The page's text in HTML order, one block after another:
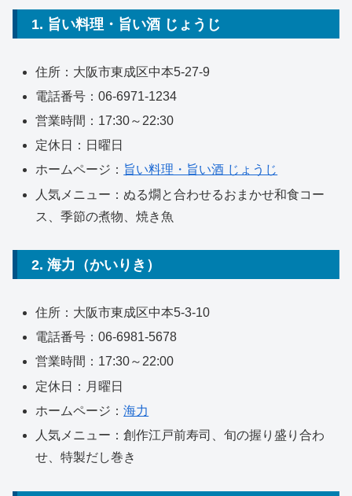
1. 旨い料理・旨い酒 じょうじ
住所：大阪市東成区中本5-27-9
電話番号：06-6971-1234
営業時間：17:30～22:30
定休日：日曜日
ホームページ： 旨い料理・旨い酒 じょうじ
人気メニュー：ぬる燗と合わせるおまかせ和食コー
ス、季節の煮物、焼き魚
2. 海力（かいりき）
住所：大阪市東成区中本5-3-10
電話番号：06-6981-5678
営業時間：17:30～22:00
定休日：月曜日
ホームページ：海力
人気メニュー：創作江戸前寿司、旬の握り盛り合わ
せ、特製だし巻き